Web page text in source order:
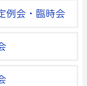
例会・臨時会